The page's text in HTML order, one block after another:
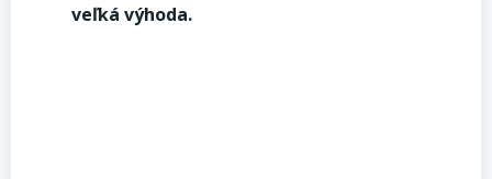
veľká výhoda.